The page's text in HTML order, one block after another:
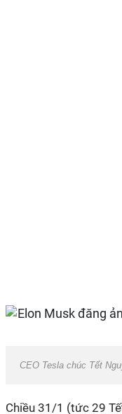
CEO Tesla chúc Tết
Chiều 31/1 (tức 29